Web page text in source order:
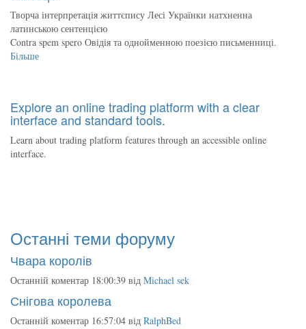
Творча інтерпретація життєпису Лесі Українки натхненна
латинською сентенцією
Contra spem spero Овідія та однойменною поезією письменниці.
Більше
Explore an online trading platform with a clear
interface and standard tools.
Learn about trading platform features through an accessible online
interface.
Останні теми форуму
Чвара королів
Останній коментар 18:00:39 від Michael sek
Снігова королева
Останній коментар 16:57:04 від RalphBed